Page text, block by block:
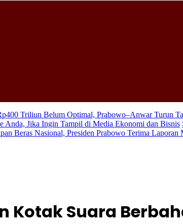
Triliun Belum Optimal, Prabowo–Anwar Turun
Anda, Jika Ingin Tampil di Media Ekonomi dan Bisnis
Beras Nasional, Presiden Prabowo Terima Laporan
Kotak Suara